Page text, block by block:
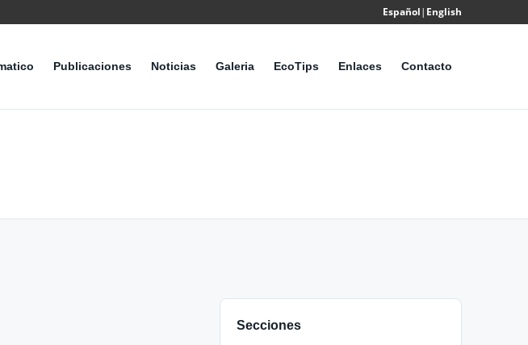
Español| English
Publicaciones Noticias Galeria EcoTips Enlaces Contacto
Secciones